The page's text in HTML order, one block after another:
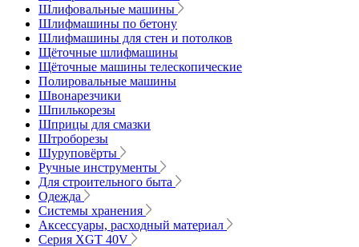
Шлифовальные машины
Шлифмашины по бетону
Шлифмашины для стен и потолков
Щёточные шлифмашины
Щёточные машины телескопические
Полировальные машины
Швонарезчики
Шпилькорезы
Шприцы для смазки
Штроборезы
Шуруповёрты
Ручные инструменты
Для строительного быта
Одежда
Системы хранения
Аксессуары, расходный материал
Серия XGT 40V